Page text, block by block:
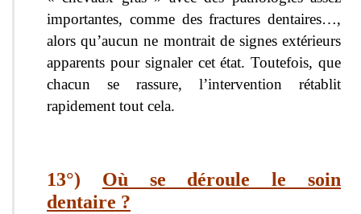
importantes, comme des fractures dentaires…,
alors qu’aucun ne montrait de signes extérieurs
apparents pour signaler cet état. Toutefois, que
chacun se rassure, l’intervention rétablit
rapidement tout cela.
13°) Où se déroule le soin
dentaire ?